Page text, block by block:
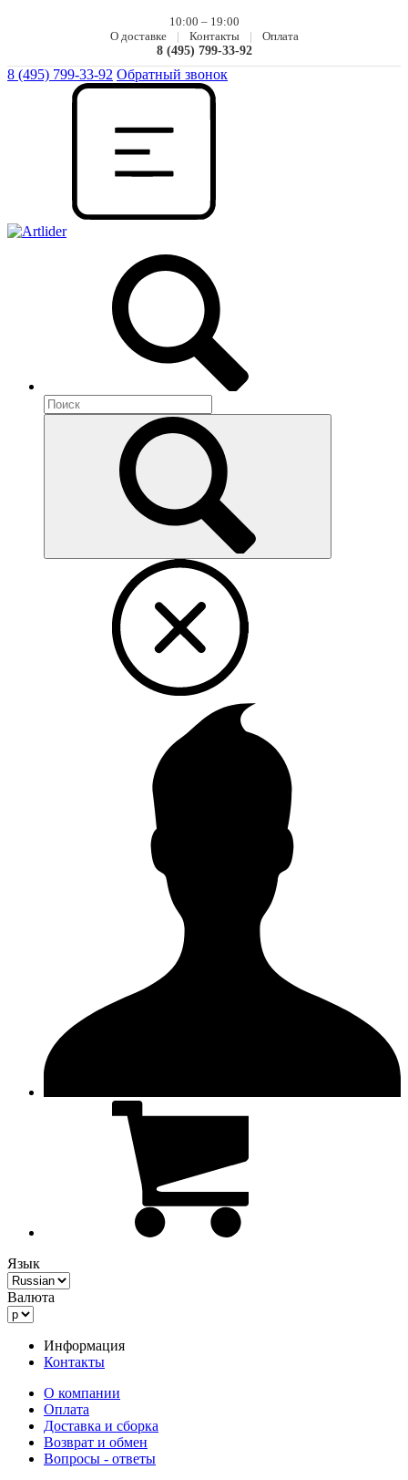
10:00 – 19:00
О доставке
| Контакты |
Оплата
8 (495) 799-33-92
8 (495) 799-33-92 Обратный звонок
Язык
Валюта
Информация
Контакты
О компании
Оплата
Доставка и сборка
Возврат и обмен
Вопросы - ответы